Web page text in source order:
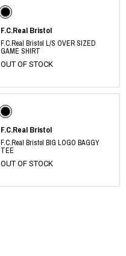
F.C.Real Bristol
F.C.Real Bristol L/S OVER SIZED
GAME SHIRT
OUT OF STOCK
F.C.Real Bristol
F.C.Real Bristol BIG LOGO BAGGY
TEE
OUT OF STOCK